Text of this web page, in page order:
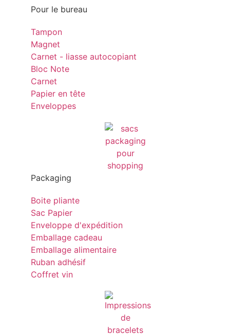
Pour le bureau
Tampon
Magnet
Carnet - liasse autocopiant
Bloc Note
Carnet
Papier en tête
Enveloppes
Packaging
Boite pliante
Sac Papier
Enveloppe d'expédition
Emballage cadeau
Emballage alimentaire
Ruban adhésif
Coffret vin